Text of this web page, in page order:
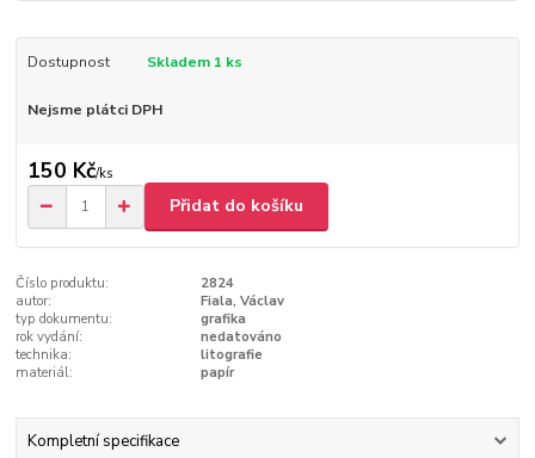
Dostupnost Skladem 1 ks
Nejsme plátci DPH
150 Kč/ks
Přidat do košíku
Číslo produktu:
2824
autor:
Fiala, Václav
typ dokumentu:
grafika
rok vydání:
nedatováno
technika:
litografie
materiál:
papír
Kompletní specifikace